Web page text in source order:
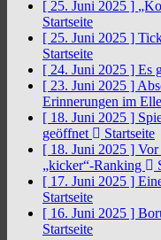
[ 25. Juni 2025 ]
Startseite
[ 25. Juni 2025 ]
Startseite
[ 24. Juni 2025 ] Es
[ 23. Juni 2025 ]
Erinnerungen im
[ 18. Juni 2025 ]
geöffnet
Startseite
[ 18. Juni 2025 ] Vor
„kicker“-Ranking
[ 17. Juni 2025 ]
Startseite
[ 16. Juni 2025 ]
Startseite